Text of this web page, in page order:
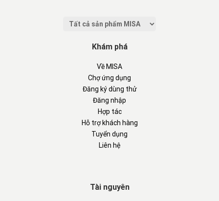
Khám phá
Về MISA
Chợ ứng dụng
Đăng ký dùng thử
Đăng nhập
Hợp tác
Hỗ trợ khách hàng
Tuyển dụng
Liên hệ
Tài nguyên